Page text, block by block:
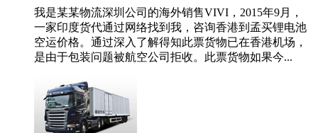
我是某某物流深圳公司的海外销售VIVI，2015年9月，
一家印度货代通过网络找到我，咨询香港到孟买锂电池
空运价格。通过深入了解得知此票货物已在香港机场，
是由于包装问题被航空公司拒收。此票货物如果今...